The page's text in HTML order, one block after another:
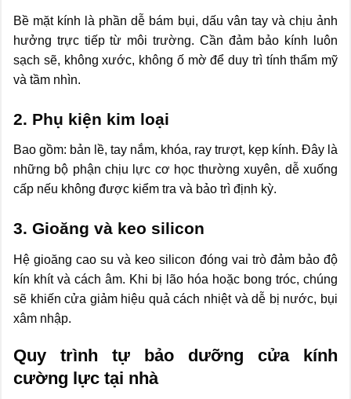
Bề mặt kính là phần dễ bám bụi, dấu vân tay và chịu ảnh
hưởng trực tiếp từ môi trường. Cần đảm bảo kính luôn
sạch sẽ, không xước, không ố mờ để duy trì tính thẩm mỹ
và tầm nhìn.
2. Phụ kiện kim loại
Bao gồm: bản lề, tay nắm, khóa, ray trượt, kẹp kính. Đây là
những bộ phận chịu lực cơ học thường xuyên, dễ xuống
cấp nếu không được kiểm tra và bảo trì định kỳ.
3. Gioăng và keo silicon
Hệ gioăng cao su và keo silicon đóng vai trò đảm bảo độ
kín khít và cách âm. Khi bị lão hóa hoặc bong tróc, chúng
sẽ khiến cửa giảm hiệu quả cách nhiệt và dễ bị nước, bụi
xâm nhập.
Quy trình tự bảo dưỡng cửa kính
cường lực tại nhà